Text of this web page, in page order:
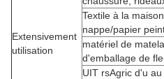
Extensivement
utilisation
Textile à la
nappe/papier
matériel de
d'emballage de
UIT rsAgric d'u